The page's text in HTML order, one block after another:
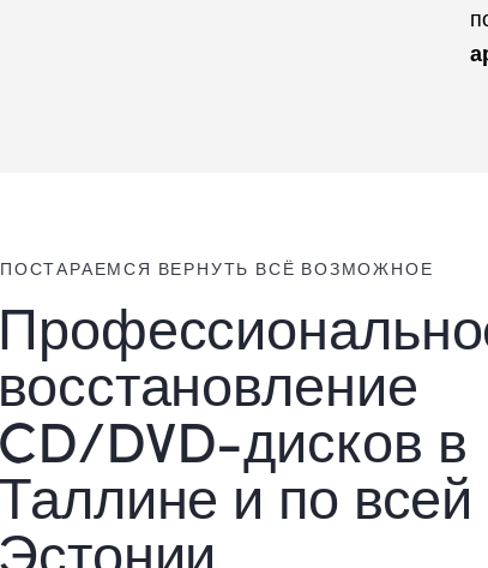
ПОСТАРАЕМСЯ ВЕРНУТЬ ВСЁ ВОЗМОЖНОЕ
DVD-дисков в
и по всей